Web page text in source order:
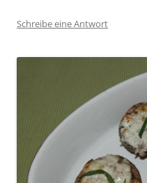
Schreibe eine Antwort